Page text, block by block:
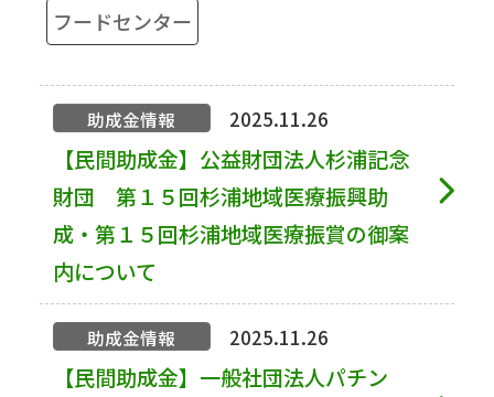
フードセンター
助成金情報 2025.11.26
【民間助成金】公益財団法人杉浦記念
財団 第１５回杉浦地域医療振興助
成・第１５回杉浦地域医療振賞の御案
内について
助成金情報 2025.11.26
【民間助成金】一般社団法人パチン